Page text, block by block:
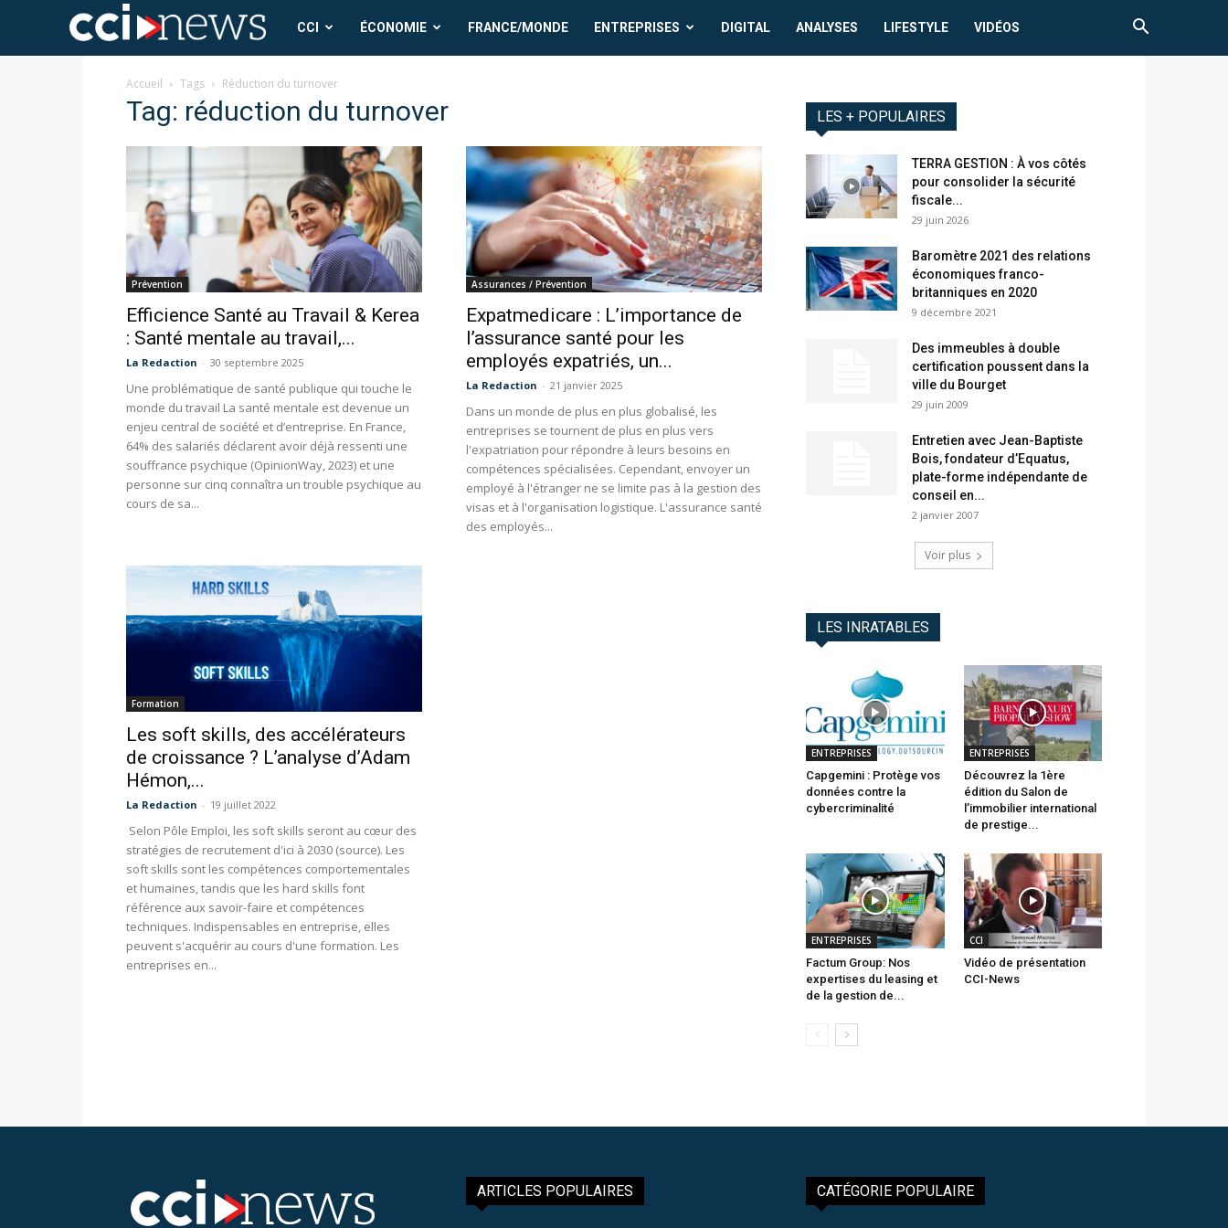
CCI
News
CCI ÉCONOMIE FRANCE/MONDE ENTREPRISES DIGITAL ANALYSES LIFESTYLE VIDÉOS
Accueil Tags Réduction du turnover
Tag: réduction du turnover
Prévention
Efficience Santé au Travail & Kerea
: Santé mentale au travail,...
La Redaction - 30 septembre 2025
Une problématique de santé publique qui touche le
monde du travail La santé mentale est devenue un
enjeu central de société et d’entreprise. En France,
64% des salariés déclarent avoir déjà ressenti une
souffrance psychique (OpinionWay, 2023) et une
personne sur cinq connaîtra un trouble psychique au
cours de sa...
Assurances / Prévention
Expatmedicare : L’importance de
l’assurance santé pour les
employés expatriés, un...
La Redaction - 21 janvier 2025
Dans un monde de plus en plus globalisé, les
entreprises se tournent de plus en plus vers
l'expatriation pour répondre à leurs besoins en
compétences spécialisées. Cependant, envoyer un
employé à l'étranger ne se limite pas à la gestion des
visas et à l'organisation logistique. L'assurance santé
des employés...
Formation
Les soft skills, des accélérateurs
de croissance ? L’analyse d’Adam
Hémon,...
La Redaction - 19 juillet 2022
Selon Pôle Emploi, les soft skills seront au cœur des
stratégies de recrutement d'ici à 2030 (source). Les
soft skills sont les compétences comportementales
et humaines, tandis que les hard skills font
référence aux savoir-faire et compétences
techniques. Indispensables en entreprise, elles
peuvent s'acquérir au cours d'une formation. Les
entreprises en...
LES + POPULAIRES
TERRA GESTION : À vos côtés
pour consolider la sécurité
fiscale...
29 juin 2026
Baromètre 2021 des relations
économiques franco-
britanniques en 2020
9 décembre 2021
Des immeubles à double
certification poussent dans la
ville du Bourget
29 juin 2009
Entretien avec Jean-Baptiste
Bois, fondateur d’Equatus,
plate-forme indépendante de
conseil en...
2 janvier 2007
Voir plus
LES INRATABLES
ENTREPRISES
Capgemini : Protège vos
données contre la
cybercriminalité
ENTREPRISES
Découvrez la 1ère
édition du Salon de
l’immobilier international
de prestige...
ENTREPRISES
Factum Group: Nos
expertises du leasing et
de la gestion de...
CCI
Vidéo de présentation
CCI-News
ARTICLES POPULAIRES CATÉGORIE POPULAIRE